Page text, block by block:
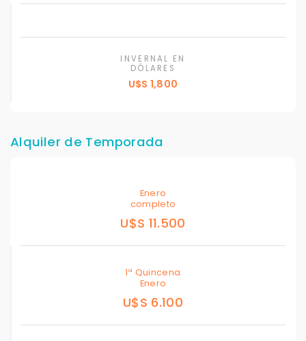
INVERNAL EN
DÓLARES
U$S 1,800
Alquiler de Temporada
Enero
completo
U$S 11.500
1ª Quincena
Enero
U$S 6.100